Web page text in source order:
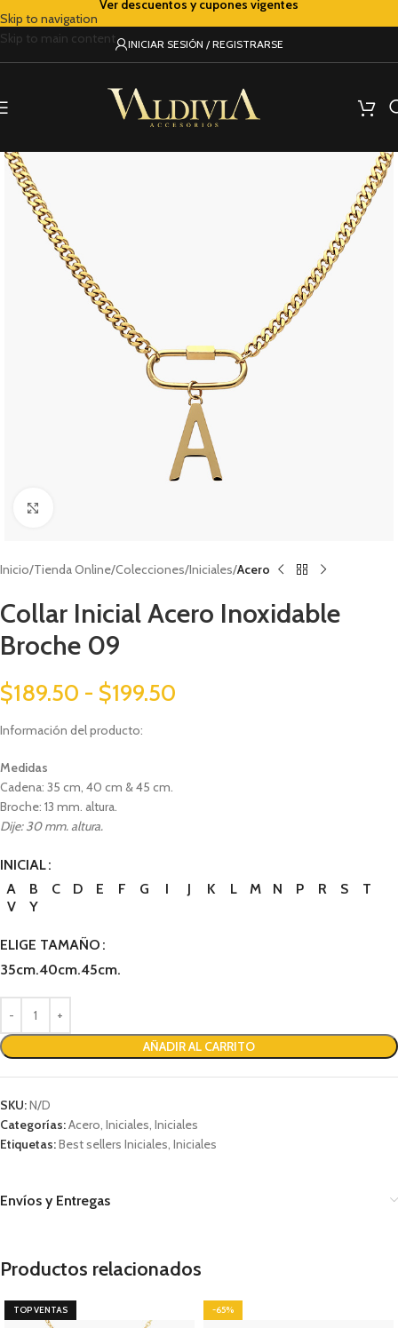
Skip to navigation
Skip to main content
Ver descuentos y cupones vigentes
INICIAR SESIÓN / REGISTRARSE
Inicio Tienda Online Colecciones Iniciales Acero
Collar Inicial Acero Inoxidable
Broche 09
$189.50 - $199.50
Información del producto:
Medidas
Cadena: 35 cm, 40 cm & 45 cm.
Broche: 13 mm. altura.
Dije: 30 mm. altura.
INICIAL
A
B C D E F G I J K L M N P R S
T
V
Y
ELIGE TAMAÑO
35cm.40cm.45cm.
AÑADIR AL CARRITO
SKU:N/D
Categorías:Acero, Iniciales, Iniciales
Etiquetas:Best sellers Iniciales, Iniciales
Envíos y Entregas
Productos relacionados
TOP VENTAS -65%